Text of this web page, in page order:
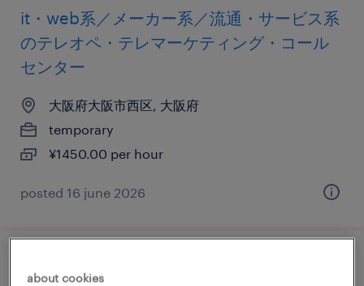
it・web系／メーカー系／流通・サービス系
のテレオペ・テレマーケティング・コール
センター
大阪府大阪市西区, 大阪府
temporary
¥1450.00 per hour
posted 16 june 2026
テレオペ・テレマーケティング・コールセ
about cookies